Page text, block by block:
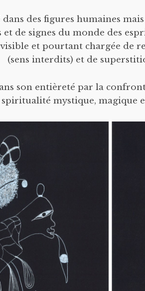
des figures humaines
de signes du monde des
et pourtant chargée de
(sens interdits) et de
son entièreté par la
mystique, magique